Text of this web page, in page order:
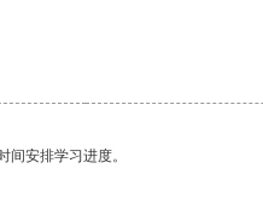
安排学习进度。